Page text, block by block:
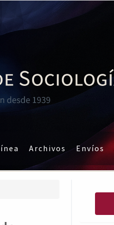
Archivos Envíos